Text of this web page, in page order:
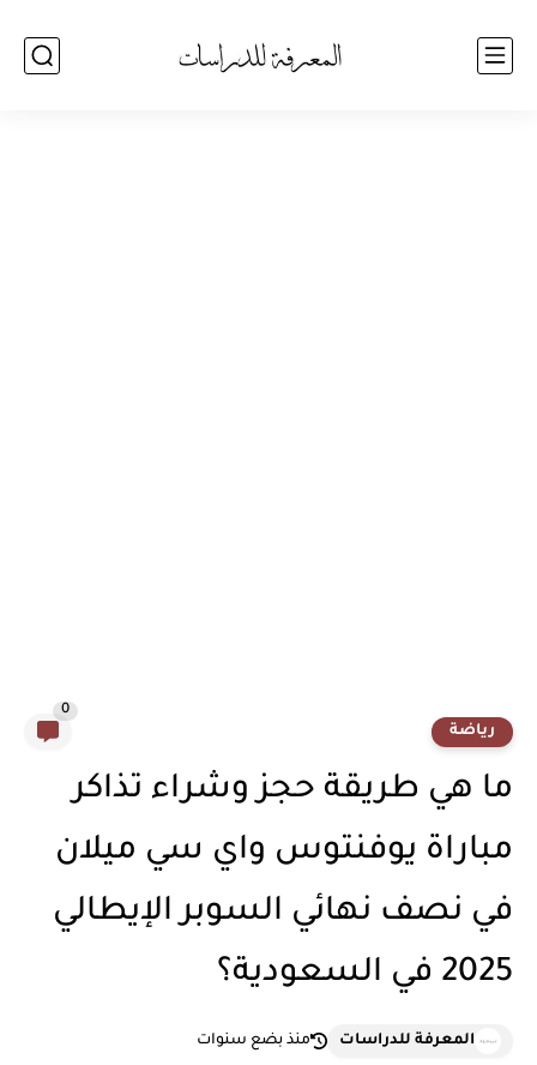
رياضة
0
ما هي طريقة حجز وشراء تذاكر
مباراة يوفنتوس واي سي ميلان
في نصف نهائي السوبر الإيطالي
2025 في السعودية؟
المعرفة للدراسات منذ بضع سنوات